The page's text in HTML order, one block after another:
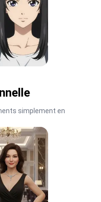
simplement en